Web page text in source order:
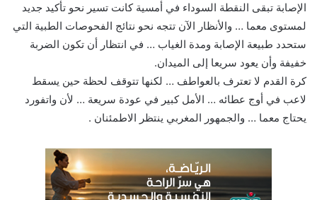
الإصابة تبقى النقطة السوداء في أمسية كانت تسير نحو تأكيد جديد
لمستوى معما … والأنظار الآن تتجه نحو نتائج الفحوصات الطبية التي
ستحدد طبيعة الإصابة ومدة الغياب … في انتظار أن تكون الضربة
خفيفة وأن يعود سريعا إلى الميدان.
كرة القدم لا تعترف بالعواطف … لكنها تتوقف لحظة حين يسقط
لاعب في أوج عطائه … الأمل كبير في عودة سريعة … لأن واتفورد
يحتاج معما … والجمهور المغربي ينتظر الاطمئنان .